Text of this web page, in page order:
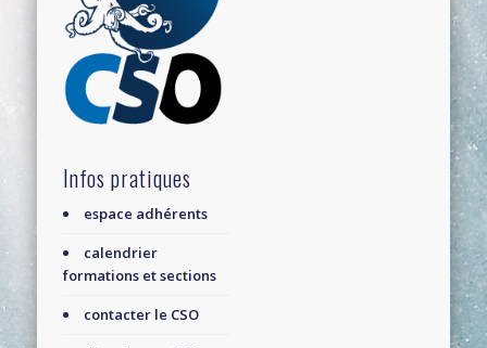
Infos pratiques
espace adhérents
calendrier
formations et sections
contacter le CSO